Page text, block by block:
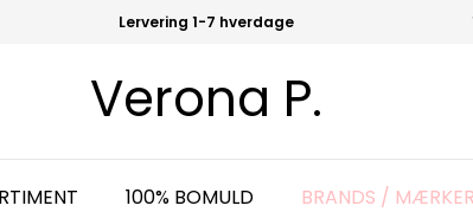
Lervering 1-7 hverdage
Verona P.
100% BOMULD BRANDS / MÆRKER